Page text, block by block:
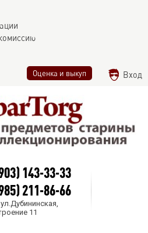
Оценка и выкуп Вход
143-33-33
211-86-66
11